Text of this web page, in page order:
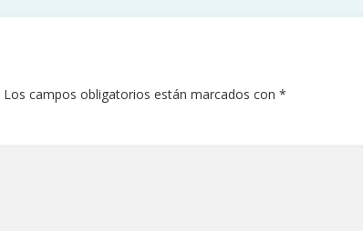
Los campos obligatorios están marcados con *